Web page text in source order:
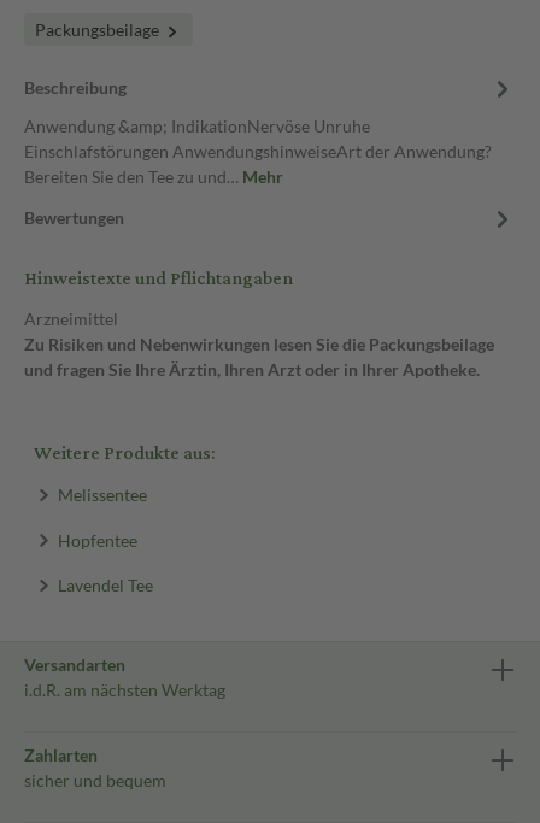
Packungsbeilage
Beschreibung
Anwendung &amp; IndikationNervöse Unruhe
Einschlafstörungen AnwendungshinweiseArt der Anwendung?
Bereiten Sie den Tee zu und… Mehr
Bewertungen
Hinweistexte und Pflichtangaben
Arzneimittel
Zu Risiken und Nebenwirkungen lesen Sie die Packungsbeilage
und fragen Sie Ihre Ärztin, Ihren Arzt oder in Ihrer Apotheke.
Weitere Produkte aus:
Melissentee
Hopfentee
Lavendel Tee
Versandarten
i.d.R. am nächsten Werktag
Zahlarten
sicher und bequem